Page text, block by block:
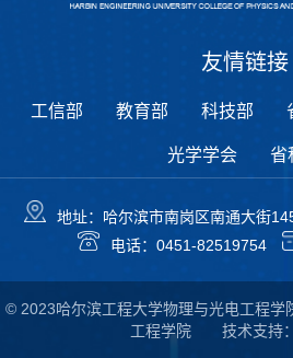
友情链接
工信部 教育部 科技部
光学学会 省
地址：哈尔滨市南岗区南通大街
电话：0451-82519754
© 2023哈尔滨工程大学物理与光电工程
工程学院 技术支持